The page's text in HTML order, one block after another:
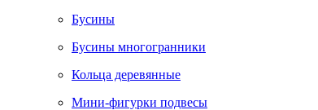
Бусины
Бусины многогранники
Кольца деревянные
Мини-фигурки подвесы